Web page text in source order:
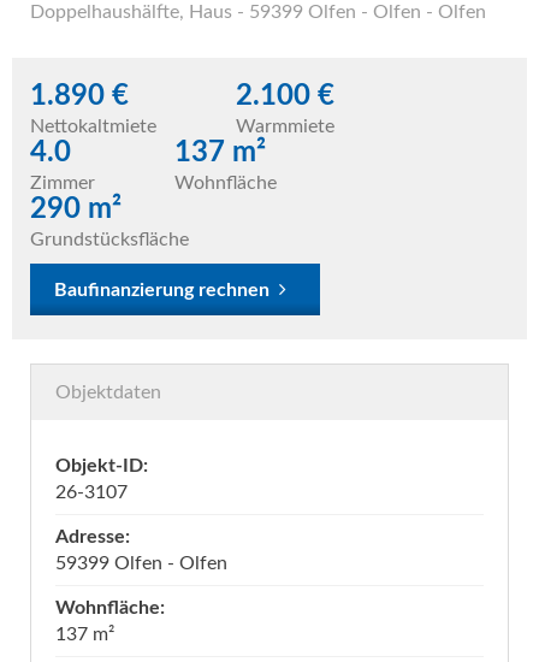
Doppelhaushälfte, Haus - 59399 Olfen - Olfen - Olfen
1.890 €
Nettokaltmiete
2.100 €
Warmmiete
4.0
Zimmer
137 m²
Wohnfläche
290 m²
Grundstücksfläche
Baufinanzierung rechnen
Objektdaten
Objekt-ID:
26-3107
Adresse:
59399 Olfen - Olfen
Wohnfläche:
137 m²